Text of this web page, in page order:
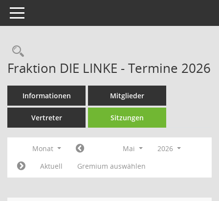
Toggle navigation
Rechercheauswahl
Fraktion DIE LINKE - Termine 2026
Informationen Mitglieder
Vertreter Sitzungen
Monat Mai
2026
Aktuell
Gremium auswählen